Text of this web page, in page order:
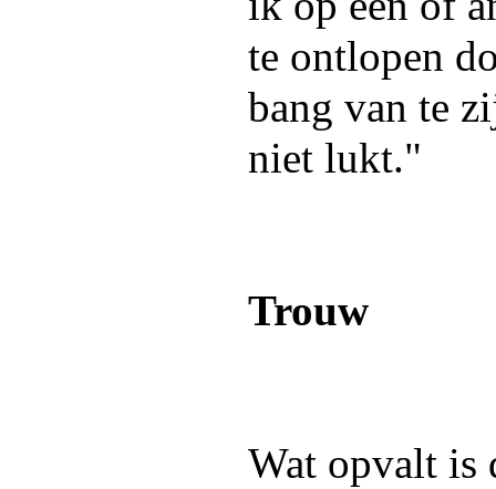
te ontlopen
bang van te
niet lukt."
Trouw
Wat opvalt is